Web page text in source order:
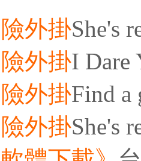
外掛She's
外掛I Dare
外掛Find a
外掛She's